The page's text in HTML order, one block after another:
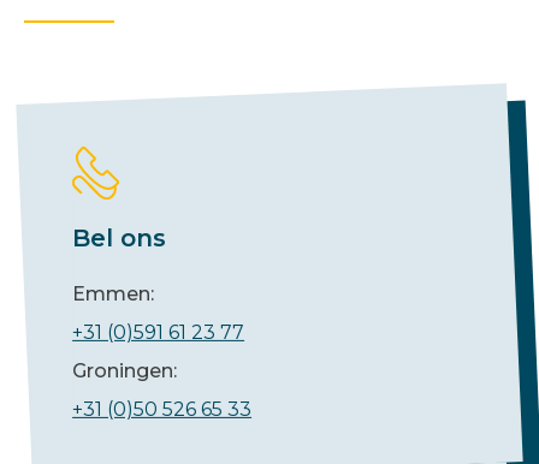
Bel ons
Emmen:
+31 (0)591 61 23 77
Groningen:
+31 (0)50 526 65 33